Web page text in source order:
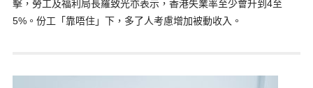
擊，勞工及福利局長羅致光亦表示，香港失業率至少會升到4至
5%。份工「靠唔住」下，多了人考慮增加被動收入。